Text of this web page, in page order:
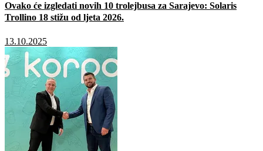
Ovako će izgledati novih 10 trolejbusa za Sarajevo: Solaris
Trollino 18 stižu od ljeta 2026.
13.10.2025